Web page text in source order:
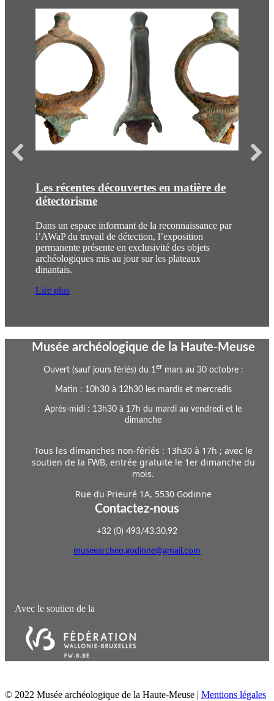
Les récentes découvertes en matière de
détectorisme
Dans un espace informant de la reconnaissance par
l’AWaP du travail de détection, l’exposition
permanente présente en exclusivité des objets
archéologiques mis au jour sur les plateaux
dinantais.
Lire plus
Musée archéologique de la Haute-Meuse
Ouvert (sauf jours fériés) du 1 er mars au 30 octobre :
Matin : 10h30 à 12h30 les mardis et mercredis
Après-midi : 13h30 à 17h du mardi au vendredi et le
dimanche
Tous les dimanches non-fériés : 13h30 à 17h ; avec le
soutien de la FWB, entrée gratuite le 1er dimanche du
mois.
Rue du Prieuré 1A, 5530 Godinne
Contactez-nous
+32 (0) 493/43.30.92
museearcheo.godinne@gmail.com
Avec le soutien de la
© 2022 Musée archéologique de la Haute-Meuse | Mentions légales